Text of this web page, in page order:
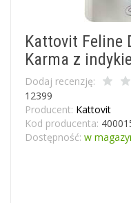
Kattovit Feline
Karma z
Dodaj recenzję:
12399
Producent: Kattovit
Kod producenta:
Dostępność: w